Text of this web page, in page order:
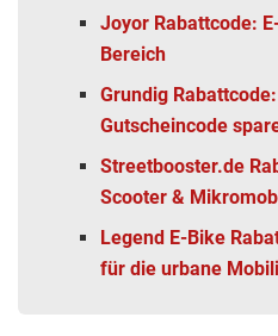
Joyor Rabattcode:
Bereich
Grundig
Gutscheincode
Streetbooster.de
Scooter &
Legend E-Bike
für die urbane